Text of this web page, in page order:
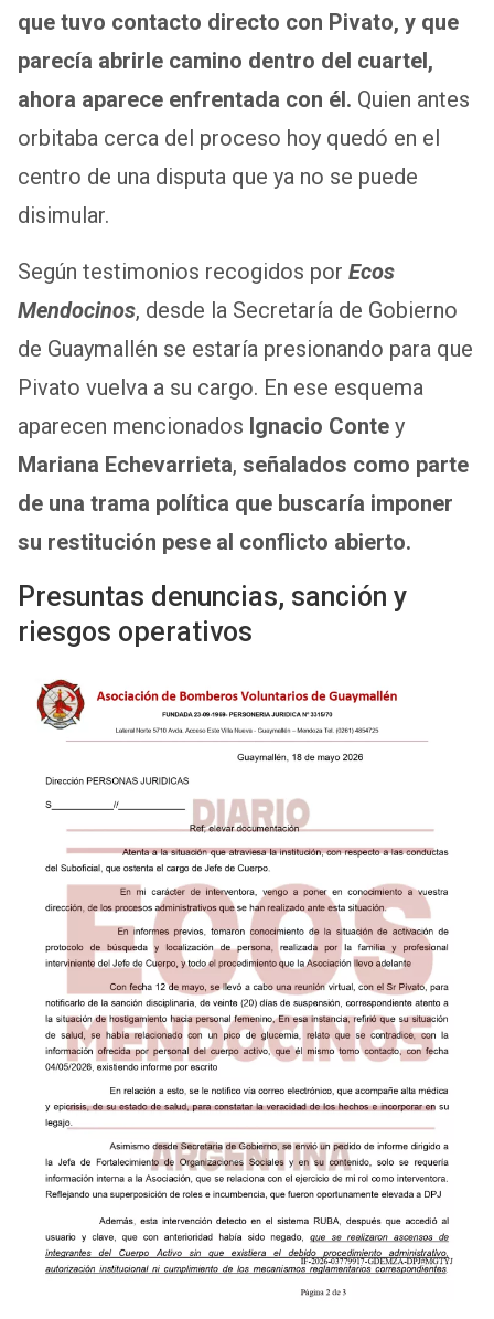
que tuvo contacto directo con Pivato, y que
parecía abrirle camino dentro del cuartel,
ahora aparece enfrentada con él. Quien antes
orbitaba cerca del proceso hoy quedó en el
centro de una disputa que ya no se puede
disimular.
Según testimonios recogidos por Ecos
Mendocinos, desde la Secretaría de Gobierno
de Guaymallén se estaría presionando para que
Pivato vuelva a su cargo. En ese esquema
aparecen mencionados Ignacio Conte y
Mariana Echevarrieta, señalados como parte
de una trama política que buscaría imponer
su restitución pese al conflicto abierto.
Presuntas denuncias, sanción y
riesgos operativos